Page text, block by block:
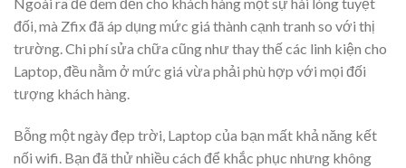
đối, mà Zfix đã áp dụng mức giá thành cạnh tranh so với thị
trường. Chi phí sửa chữa cũng như thay thế các linh kiện cho
Laptop, đều nằm ở mức giá vừa phải phù hợp với mọi đối
tượng khách hàng.
Bỗng một ngày đẹp trời, Laptop của bạn mất khả năng kết
nối wifi. Bạn đã thử nhiều cách để khắc phục nhưng không